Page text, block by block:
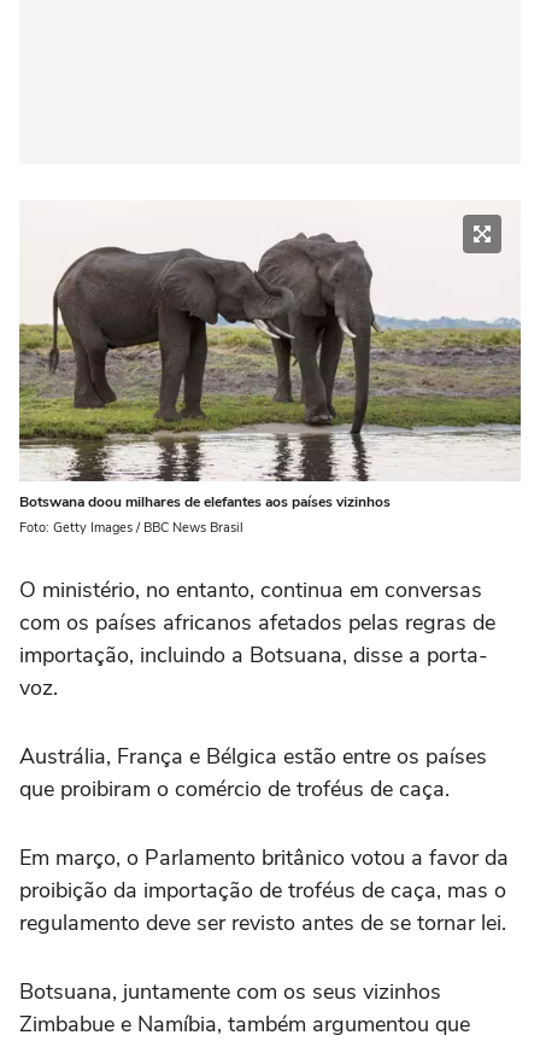
Botswana doou milhares de elefantes aos países vizinhos
Foto: Getty Images / BBC News Brasil
O ministério, no entanto, continua em conversas
com os países africanos afetados pelas regras de
importação, incluindo a Botsuana, disse a porta-
voz.
Austrália, França e Bélgica estão entre os países
que proibiram o comércio de troféus de caça.
Em março, o Parlamento britânico votou a favor da
proibição da importação de troféus de caça, mas o
regulamento deve ser revisto antes de se tornar lei.
Botsuana, juntamente com os seus vizinhos
Zimbabue e Namíbia, também argumentou que